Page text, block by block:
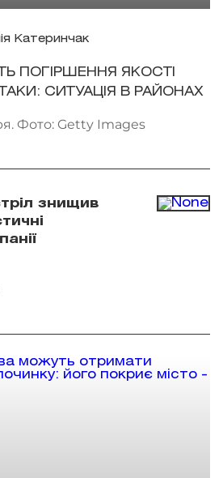
Катеринчак
ПОГІРШЕННЯ ЯКОСТІ
СИТУАЦІЯ В РАЙОНАХ
Фото: Getty Images
знищив